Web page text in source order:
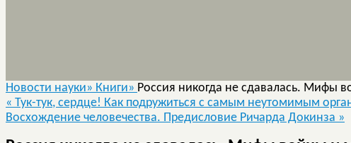
Новости науки» Книги» Россия никогда не сдавалась. Мифы
« Тук-тук, сердце! Как подружиться с самым неутомимым
Восхождение человечества. Предисловие Ричарда Докинза »